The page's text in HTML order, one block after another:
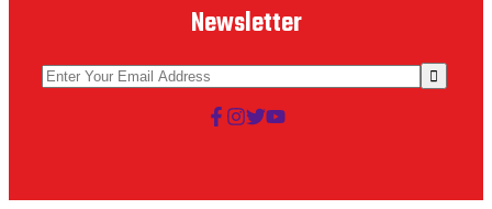
Newsletter